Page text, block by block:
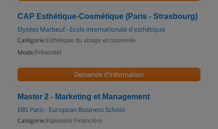
CAP Esthétique-Cosmétique (Paris - Strasbourg)
Elysées Marbeuf - Ecole internationale d'esthétique
Catégorie: Esthétique du visage et corporelle
Mode: Présentiel
Demande d'information
Master 2 - Marketing et Management
EBS Paris - European Business School
Catégorie: Ingénierie Financière